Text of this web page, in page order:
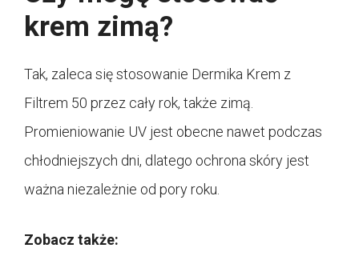
krem zimą?
Tak, zaleca się stosowanie Dermika Krem z
Filtrem 50 przez cały rok, także zimą.
Promieniowanie UV jest obecne nawet podczas
chłodniejszych dni, dlatego ochrona skóry jest
ważna niezależnie od pory roku.
Zobacz także: